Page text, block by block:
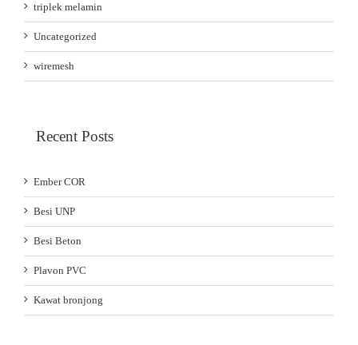
triplek melamin
Uncategorized
wiremesh
Recent Posts
Ember COR
Besi UNP
Besi Beton
Plavon PVC
Kawat bronjong